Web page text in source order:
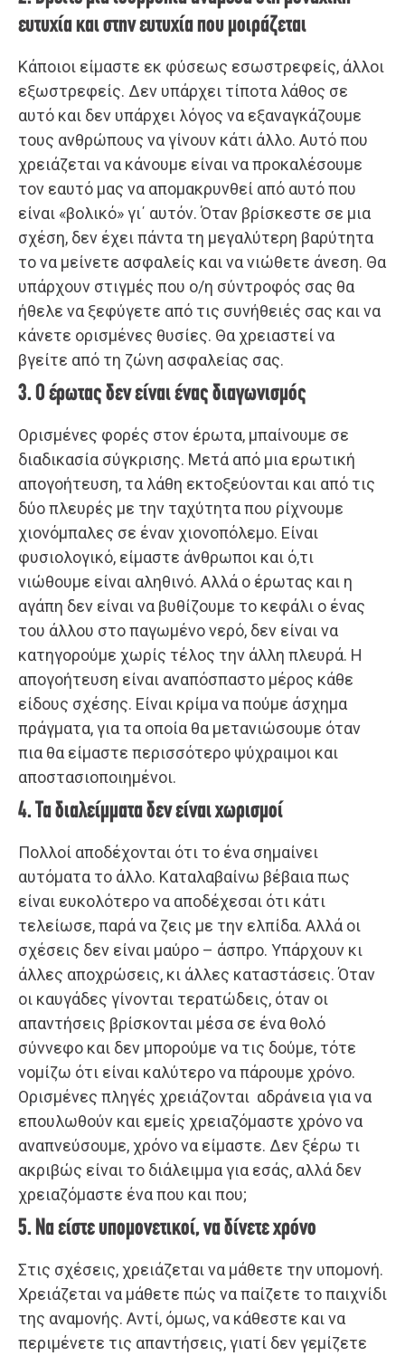
ευτυχία και στην ευτυχία που μοιράζεται
Κάποιοι είμαστε εκ φύσεως εσωστρεφείς, άλλοι
εξωστρεφείς. Δεν υπάρχει τίποτα λάθος σε
αυτό και δεν υπάρχει λόγος να εξαναγκάζουμε
τους ανθρώπους να γίνουν κάτι άλλο. Αυτό που
χρειάζεται να κάνουμε είναι να προκαλέσουμε
τον εαυτό μας να απομακρυνθεί από αυτό που
είναι «βολικό» γι΄ αυτόν. Όταν βρίσκεστε σε μια
σχέση, δεν έχει πάντα τη μεγαλύτερη βαρύτητα
το να μείνετε ασφαλείς και να νιώθετε άνεση. Θα
υπάρχουν στιγμές που ο/η σύντροφός σας θα
ήθελε να ξεφύγετε από τις συνήθειές σας και να
κάνετε ορισμένες θυσίες. Θα χρειαστεί να
βγείτε από τη ζώνη ασφαλείας σας.
3. Ο έρωτας δεν είναι ένας διαγωνισμός
Ορισμένες φορές στον έρωτα, μπαίνουμε σε
διαδικασία σύγκρισης. Μετά από μια ερωτική
απογοήτευση, τα λάθη εκτοξεύονται και από τις
δύο πλευρές με την ταχύτητα που ρίχνουμε
χιονόμπαλες σε έναν χιονοπόλεμο. Είναι
φυσιολογικό, είμαστε άνθρωποι και ό,τι
νιώθουμε είναι αληθινό. Αλλά ο έρωτας και η
αγάπη δεν είναι να βυθίζουμε το κεφάλι ο ένας
του άλλου στο παγωμένο νερό, δεν είναι να
κατηγορούμε χωρίς τέλος την άλλη πλευρά. Η
απογοήτευση είναι αναπόσπαστο μέρος κάθε
είδους σχέσης. Είναι κρίμα να πούμε άσχημα
πράγματα, για τα οποία θα μετανιώσουμε όταν
πια θα είμαστε περισσότερο ψύχραιμοι και
αποστασιοποιημένοι.
4. Τα διαλείμματα δεν είναι χωρισμοί
Πολλοί αποδέχονται ότι το ένα σημαίνει
αυτόματα το άλλο. Καταλαβαίνω βέβαια πως
είναι ευκολότερο να αποδέχεσαι ότι κάτι
τελείωσε, παρά να ζεις με την ελπίδα. Αλλά οι
σχέσεις δεν είναι μαύρο – άσπρο. Υπάρχουν κι
άλλες αποχρώσεις, κι άλλες καταστάσεις. Όταν
οι καυγάδες γίνονται τερατώδεις, όταν οι
απαντήσεις βρίσκονται μέσα σε ένα θολό
σύννεφο και δεν μπορούμε να τις δούμε, τότε
νομίζω ότι είναι καλύτερο να πάρουμε χρόνο.
Ορισμένες πληγές χρειάζονται αδράνεια για να
επουλωθούν και εμείς χρειαζόμαστε χρόνο να
αναπνεύσουμε, χρόνο να είμαστε. Δεν ξέρω τι
ακριβώς είναι το διάλειμμα για εσάς, αλλά δεν
χρειαζόμαστε ένα που και που;
5. Να είστε υπομονετικοί, να δίνετε χρόνο
Στις σχέσεις, χρειάζεται να μάθετε την υπομονή.
Χρειάζεται να μάθετε πώς να παίζετε το παιχνίδι
της αναμονής. Αντί, όμως, να κάθεστε και να
περιμένετε τις απαντήσεις, γιατί δεν γεμίζετε